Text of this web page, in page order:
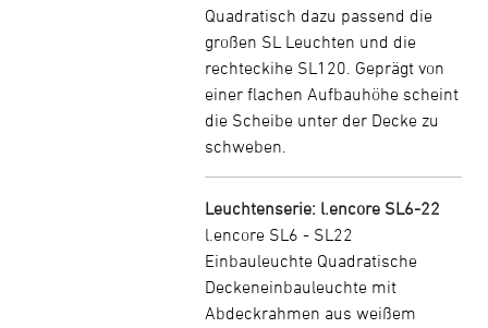
Quadratisch dazu passend die
großen SL Leuchten und die
rechteckihe SL120. Geprägt von
einer flachen Aufbauhöhe scheint
die Scheibe unter der Decke zu
schweben.
Leuchtenserie: l.encore SL6-22
l.encore SL6 - SL22
Einbauleuchte Quadratische
Deckeneinbauleuchte mit
Abdeckrahmen aus weißem